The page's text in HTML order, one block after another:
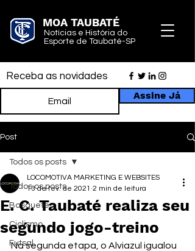
MOA TAUBATÉ
Notícias e História do
Esporte de Taubaté-SP
Receba as novidades
Assine Já
Post
Todos os posts
Basquete
Ciclismo
Futsal
Todos os posts
E. C. Taubaté realiza seu
segundo jogo-treino
LOCOMOTIVA MARKETING E WEBSITES
13 de fev. de 2021 2 min de leitura
Na segunda etapa, o Alviazul igualou